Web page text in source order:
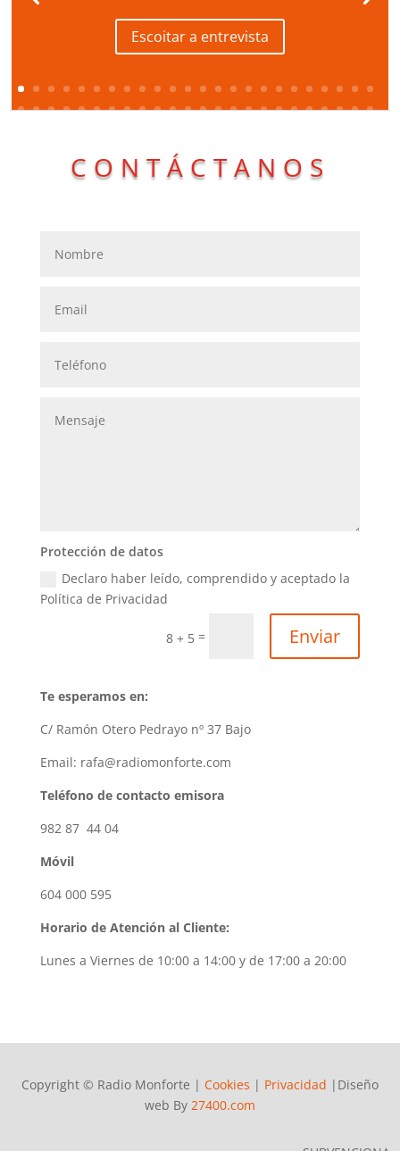
Escoitar a entrevista
CONTÁCTANOS
Protección de datos
Declaro haber leído, comprendido y aceptado la
Política de Privacidad
8 + 5 = Enviar
Te esperamos en:
C/ Ramón Otero Pedrayo nº 37Bajo
Email: rafa@radiomonforte.com
Teléfono de contacto emisora
982 87 44 04
Móvil
604 000 595
Horario de Atención al Cliente:
Lunes a Viernes de 10:00 a 14:00 y de 17:00 a 20:00
Copyright © Radio Monforte | Cookies | Privacidad |Diseño
web By 27400.com